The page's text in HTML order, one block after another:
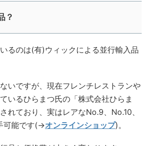
？
るのは(有)ウィックによる並行輸入品
いですが、現在フレンチレストランや
いるひらまつ氏の「株式会社ひらま
れており、実はレアなNo.9、No.10、
可能です(→オンラインショップ)。